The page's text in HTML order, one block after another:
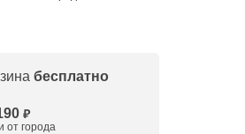
бесплатно
₽
от города